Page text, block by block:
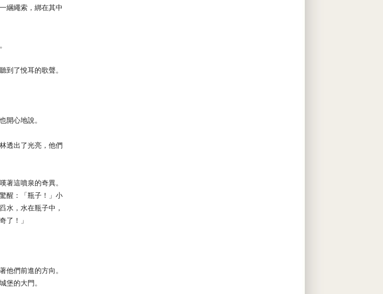
綑繩索，綁在其中
到了悅耳的歌聲。
開心地說。
透出了光亮，他們
著這噴泉的奇異。
醒：「瓶子！」小
水，水在瓶子中，
了！」
他們前進的方向。
堡的大門。